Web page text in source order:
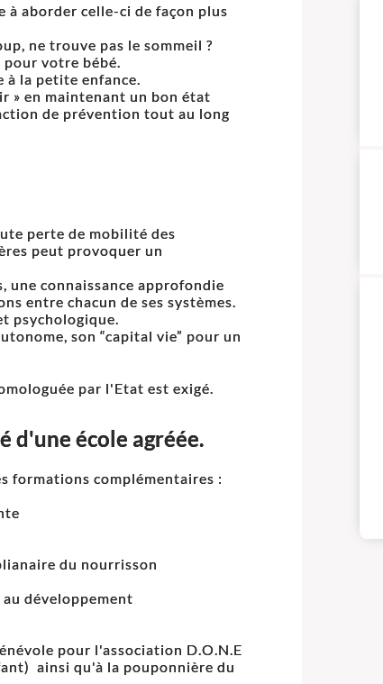
à aborder celle-ci de façon plus
ne trouve pas le sommeil ?
votre bébé.
à la petite enfance.
» en maintenant un bon état
de prévention tout au long
perte de mobilité des
peut provoquer un
une connaissance approfondie
entre chacun de ses systèmes.
psychologique.
son “capital vie” pour un
par l'Etat est exigé.
d'une école agréée.
formations complémentaires :
du nourrisson
développement
pour l'association D.O.N.E
ainsi qu'à la pouponnière du